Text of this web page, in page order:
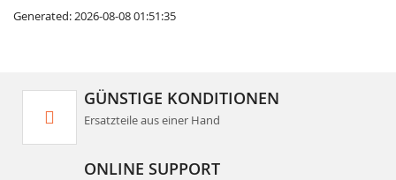
Generated: 2026-08-08 01:51:35
GÜNSTIGE KONDITIONEN
Ersatzteile aus einer Hand
ONLINE SUPPORT